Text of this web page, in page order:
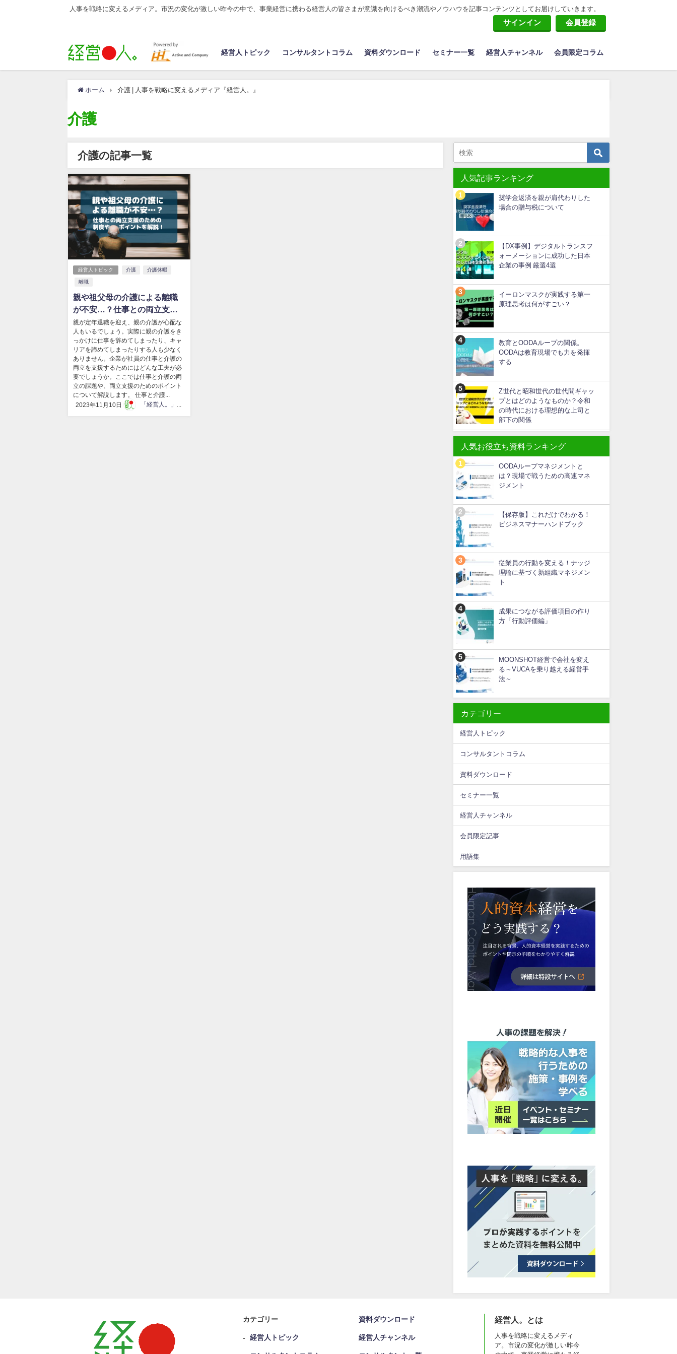
人事を戦略に変えるメディア。市況の変化が激しい昨今の中で、事業経営に携わる経営人の皆さまが意識を向けるべき潮流やノウハウを記事コンテンツとしてお届けしていきます。
サインイン 会員登録
経営人トピック コンサルタントコラム 資料ダウンロード セミナー一覧 経営人チャンネル 会員限定コラム
ホーム 介護 | 人事を戦略に変えるメディア『経営人。』
介護
介護の記事一覧
経営人トピック 介護 介護休暇
離職
親や祖父母の介護による離職
が不安…？仕事との両立支援
のための制度やポイントを解
説！
親が定年退職を迎え、親の介護が心配な
人もいるでしょう。実際に親の介護をき
っかけに仕事を辞めてしまったり、キャ
リアを諦めてしまったりする人も少なく
ありません。企業が社員の仕事と介護の
両立を支援するためにはどんな工夫が必
要でしょうか。ここでは仕事と介護の両
立の課題や、両立支援のためのポイント
について解説します。 仕事と介護...
2023年11月10日
人気記事ランキング
奨学金返済を親が肩代わりした
場合の贈与税について
【DX事例】デジタルトランスフ
ォーメーションに成功した日本
企業の事例 厳選4選
イーロンマスクが実践する第一
原理思考は何がすごい？
教育とOODAループの関係。
OODAは教育現場でも力を発揮
する
Z世代と昭和世代の世代間ギャッ
プとはどのようなものか？令和
の時代における理想的な上司と
部下の関係
人気お役立ち資料ランキング
OODAループマネジメントと
は？現場で戦うための高速マネ
ジメント
【保存版】これだけでわかる！
ビジネスマナーハンドブック
従業員の行動を変える！ナッジ
理論に基づく新組織マネジメン
ト
成果につながる評価項目の作り
方「行動評価編」
MOONSHOT経営で会社を変え
る～VUCAを乗り越える経営手
法～
カテゴリー
経営人トピック
コンサルタントコラム
資料ダウンロード
セミナー一覧
経営人チャンネル
会員限定記事
用語集
カテゴリー
経営人トピック
資料ダウンロード
経営人チャンネル
経営人。とは
人事を戦略に変えるメディ
ア。市況の変化が激しい昨今